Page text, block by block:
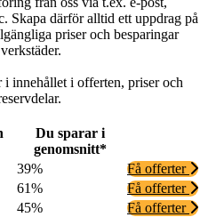
Skapa därför alltid ett uppdrag på
priser och besparingar
i innehållet i offerten, priser och
Du sparar i
genomsnitt*
39%
Få offerter
61%
Få offerter
45%
Få offerter